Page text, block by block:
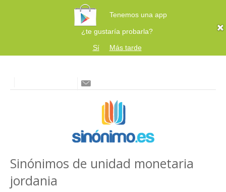
Tenemos una app
¿te gustaría probarla?
Sí
Más tarde
Sinónimos de unidad monetaria
jordania